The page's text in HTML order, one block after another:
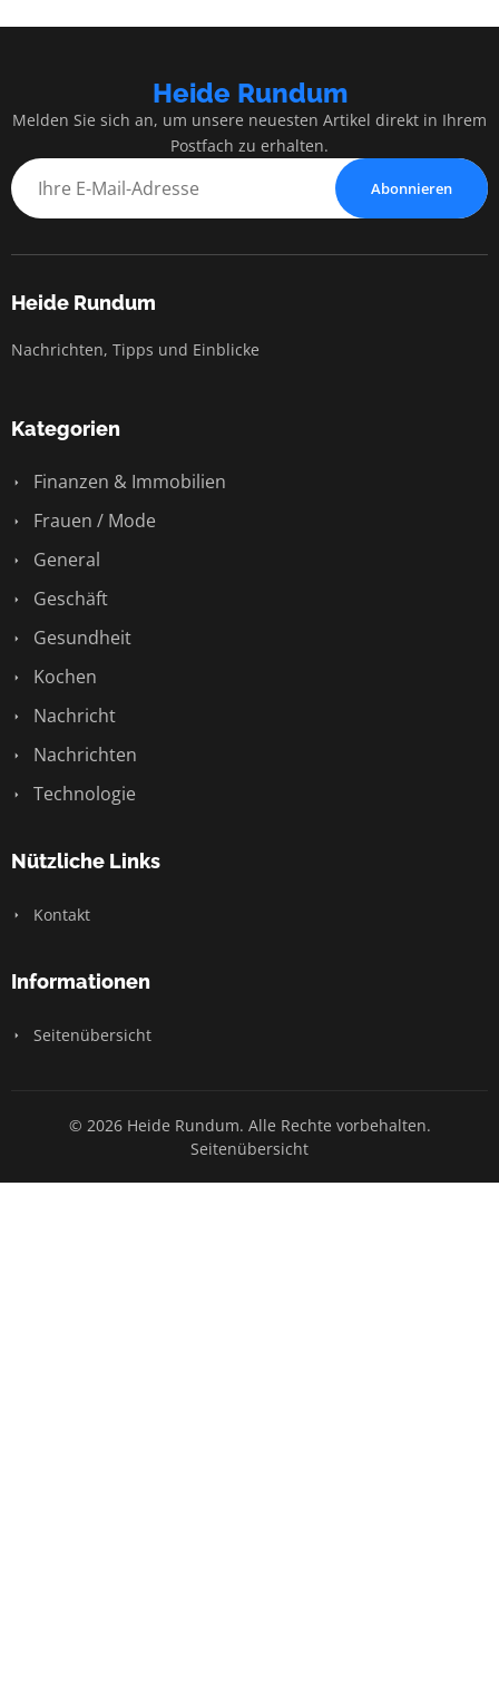
Heide Rundum
Melden Sie sich an, um unsere neuesten Artikel direkt in Ihrem
Postfach zu erhalten.
Abonnieren
Heide Rundum
Nachrichten, Tipps und Einblicke
Kategorien
Finanzen & Immobilien
Frauen / Mode
General
Geschäft
Gesundheit
Kochen
Nachricht
Nachrichten
Technologie
Nützliche Links
Kontakt
Informationen
Seitenübersicht
© 2026 Heide Rundum. Alle Rechte vorbehalten.
Seitenübersicht